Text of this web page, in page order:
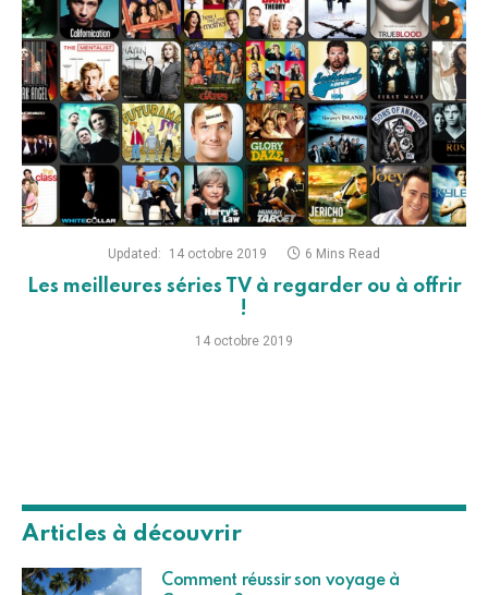
Updated: 14 octobre 2019 6 Mins Read
Les meilleures séries TV à regarder ou à offrir
!
14 octobre 2019
Articles à découvrir
Comment réussir son voyage à